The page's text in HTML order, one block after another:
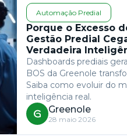
Automação Predial
Porque o Excesso
Gestão Predial
Verdadeira
Dashboards prediais
BOS da Greenole
Saiba como evoluir do
inteligência real.
Greenole
28 maio 2026